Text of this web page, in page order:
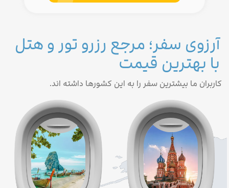
آرزوی سفر؛ مرجع رزرو تور و هتل
با بهترین قیمت
کاربران ما بیشترین سفر را به این کشورها داشته اند.
تور روسیه
تور تایلند